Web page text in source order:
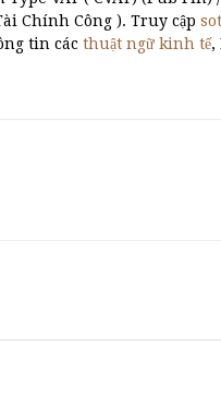
Chính Công ). Truy cập
tin các thuật ngữ kinh tế,